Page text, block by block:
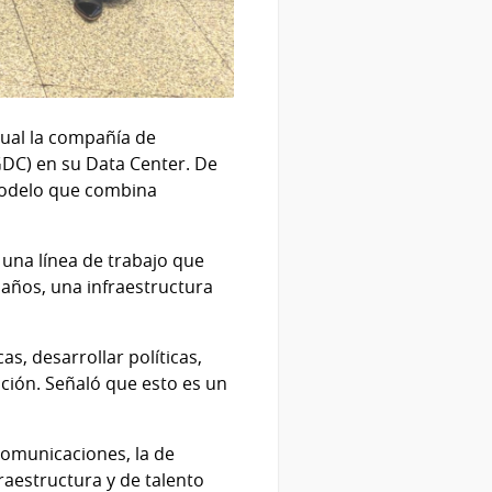
la compañía de
en su Data Center. De
que combina
línea de trabajo que
una infraestructura
desarrollar políticas,
Señaló que esto es un
la de
y de talento